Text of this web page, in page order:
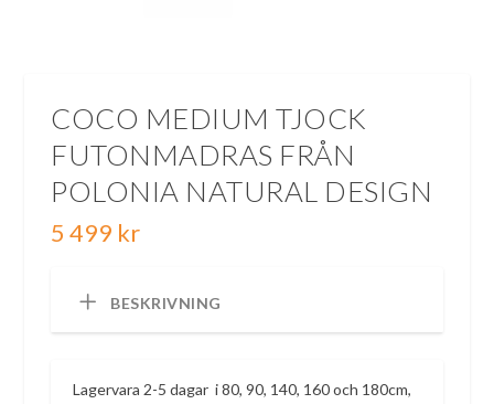
COCO MEDIUM TJOCK
FUTONMADRAS FRÅN
POLONIA NATURAL DESIGN
5 499 kr
BESKRIVNING
Lagervara 2-5 dagar i 80, 90, 140, 160 och 180cm,